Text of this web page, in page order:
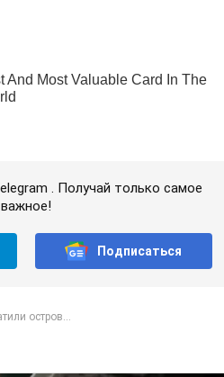
. Получай только самое
важное!
Подписаться
остров...